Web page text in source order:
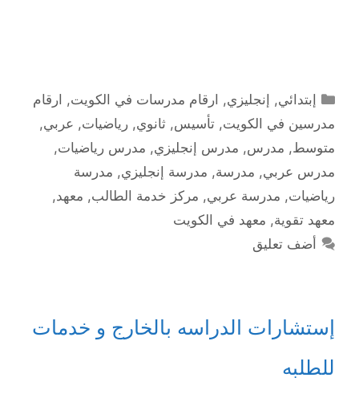
التصنيفات
إبتدائي, إنجليزي, ارقام مدرسات في الكويت, ارقام
مدرسين في الكويت, تأسيس, ثانوي, رياضيات, عربي,
متوسط, مدرس, مدرس إنجليزي, مدرس رياضيات,
مدرس عربي, مدرسة, مدرسة إنجليزي, مدرسة
رياضيات, مدرسة عربي, مركز خدمة الطالب, معهد,
معهد تقوية, معهد في الكويت
أضف تعليق
إستشارات الدراسه بالخارج و خدمات
للطلبه